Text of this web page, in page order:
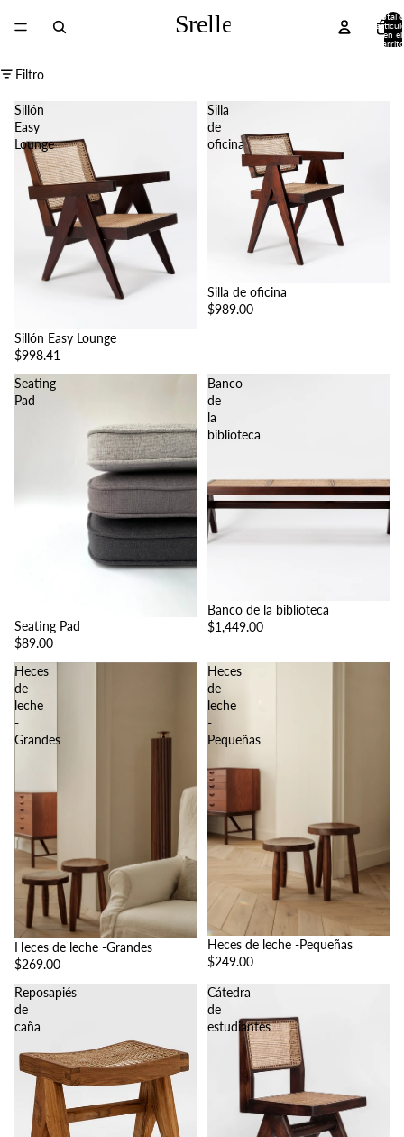
Total
en el
Filtro
Sillón
Easy
Lounge
Sillón Easy Lounge
$998.41
Silla
de
oficina
Silla de oficina
$989.00
Seating
Pad
Seating Pad
$89.00
Banco
de
la
biblioteca
Banco de la biblioteca
$1,449.00
Heces
de
leche
-
Grandes
Heces de leche -Grandes
$269.00
Heces
de
leche
-
Pequeñas
Heces de leche -Pequeñas
$249.00
Reposapiés
de
caña
Cátedra
de
estudiantes